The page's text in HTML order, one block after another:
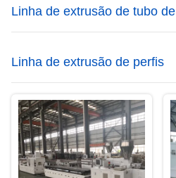
Linha de extrusão de tubo de
plástico
Linha de extrusão de perfis